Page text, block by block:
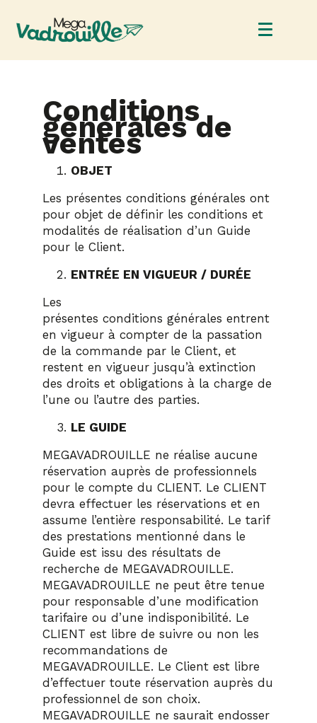
Conditions
générales de
ventes
OBJET
Les présentes conditions générales ont
pour objet de définir les conditions et
modalités de réalisation d’un Guide
pour le Client.
ENTRÉE EN VIGUEUR / DURÉE
Les
présentes conditions générales entrent
en vigueur à compter de la passation
de la commande par le Client, et
restent en vigueur jusqu’à extinction
des droits et obligations à la charge de
l’une ou l’autre des parties.
LE GUIDE
MEGAVADROUILLE ne réalise aucune
réservation auprès de professionnels
pour le compte du CLIENT. Le CLIENT
devra effectuer les réservations et en
assume l’entière responsabilité. Le tarif
des prestations mentionné dans le
Guide est issu des résultats de
recherche de MEGAVADROUILLE.
MEGAVADROUILLE ne peut être tenue
pour responsable d’une modification
tarifaire ou d’une indisponibilité. Le
CLIENT est libre de suivre ou non les
recommandations de
MEGAVADROUILLE. Le Client est libre
d’effectuer toute réservation auprès du
professionnel de son choix.
MEGAVADROUILLE ne saurait endosser